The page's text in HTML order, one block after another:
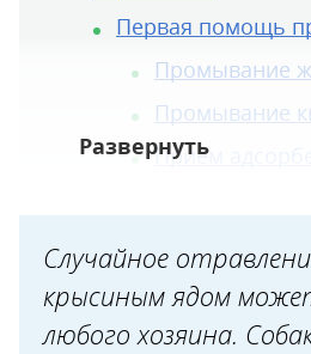
Первая помощь
Промывание
Промывание
Приём
Сколько яда
Дополнение от
20.01.2025
Случайное
крысиным ядом
любого хозяина.